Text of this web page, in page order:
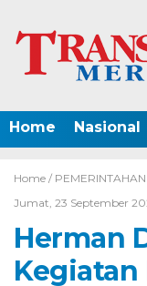
Home Nasional
Home / PEMERINTAHAN
Jumat, 23 September
Herman
Kegiatan